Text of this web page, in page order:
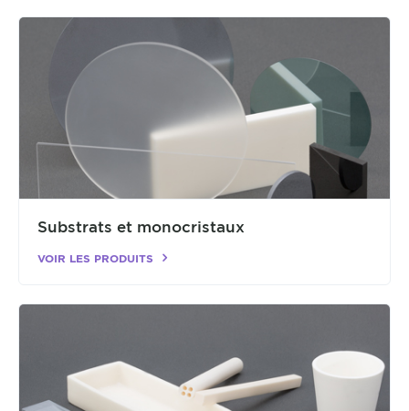
Substrats et monocristaux
VOIR LES PRODUITS